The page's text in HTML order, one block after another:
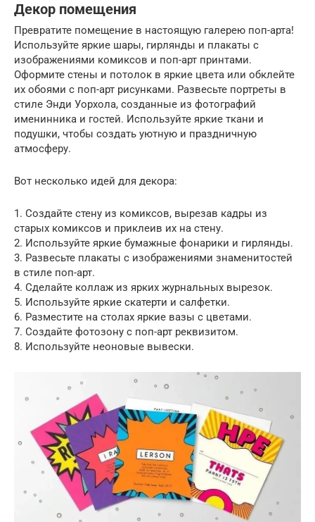
Декор помещения
Превратите помещение в настоящую галерею поп-арта!
Используйте яркие шары, гирлянды и плакаты с
изображениями комиксов и поп-арт принтами.
Оформите стены и потолок в яркие цвета или обклейте
их обоями с поп-арт рисунками. Развесьте портреты в
стиле Энди Уорхола, созданные из фотографий
именинника и гостей. Используйте яркие ткани и
подушки, чтобы создать уютную и праздничную
атмосферу.
Вот несколько идей для декора:
1. Создайте стену из комиксов, вырезав кадры из
старых комиксов и приклеив их на стену.
2. Используйте яркие бумажные фонарики и гирлянды.
3. Развесьте плакаты с изображениями знаменитостей
в стиле поп-арт.
4. Сделайте коллаж из ярких журнальных вырезок.
5. Используйте яркие скатерти и салфетки.
6. Разместите на столах яркие вазы с цветами.
7. Создайте фотозону с поп-арт реквизитом.
8. Используйте неоновые вывески.